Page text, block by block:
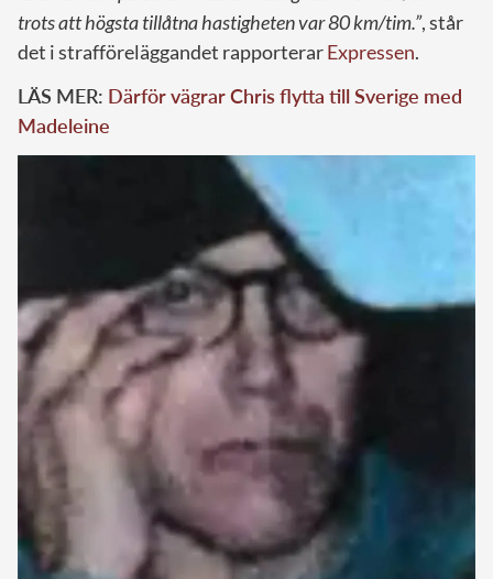
trots att högsta tillåtna hastigheten var 80 km/tim.”, står
det i strafföreläggandet rapporterarExpressen.
LÄS MER: Därför vägrar Chris flytta till Sverige med
Madeleine